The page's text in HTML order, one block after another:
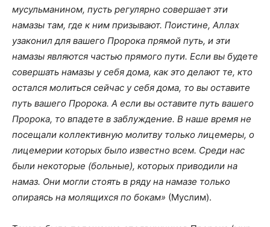
мусульманином, пусть регулярно совершает эти
намазы там, где к ним призывают. Поистине, Аллах
узаконил для вашего Пророка прямой путь, и эти
намазы являются частью прямого пути. Если вы будете
совершать намазы у себя дома, как это делают те, кто
остался молиться сейчас у себя дома, то вы оставите
путь вашего Пророка. А если вы оставите путь вашего
Пророка, то впадете в заблуждение. В наше время не
посещали коллективную молитву только лицемеры, о
лицемерии которых было известно всем. Среди нас
были некоторые (больные), которых приводили на
намаз. Они могли стоять в ряду на намазе только
опираясь на молящихся по бокам» (Муслим).